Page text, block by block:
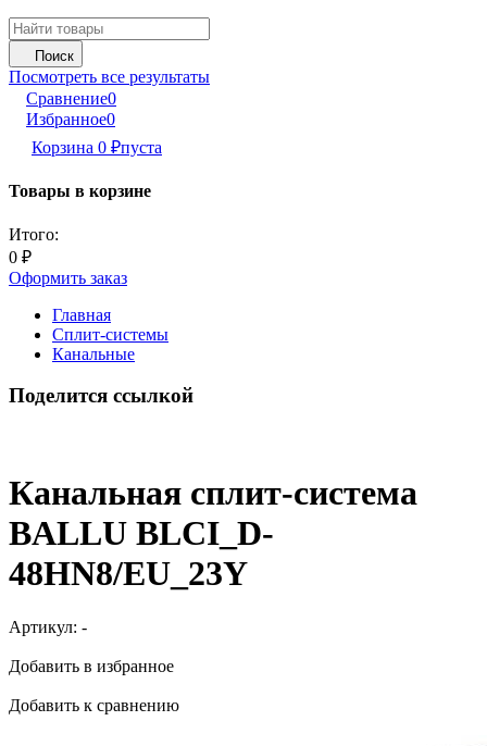
Поиск
Посмотреть все результаты
Сравнение0
Избранное0
Корзина 0 ₽пуста
Товары в корзине
Итого:
0 ₽
Оформить заказ
Главная
Сплит-системы
Канальные
Поделится ссылкой
Канальная сплит-система
BALLU BLCI_D-
48HN8/EU_23Y
Артикул: -
Добавить в избранное
Добавить к сравнению